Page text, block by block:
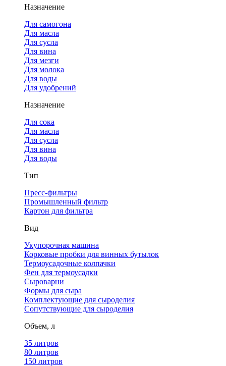
Назначение
Для самогона
Для масла
Для сусла
Для вина
Для мезги
Для молока
Для воды
Для удобрений
Назначение
Для сока
Для масла
Для сусла
Для вина
Для воды
Тип
Пресс-фильтры
Промышленный фильтр
Картон для фильтра
Вид
Укупорочная машина
Корковые пробки для винных бутылок
Термоусадочные колпачки
Фен для термоусадки
Сыроварни
Формы для сыра
Комплектующие для сыроделия
Сопутствующие для сыроделия
Объем, л
35 литров
80 литров
150 литров